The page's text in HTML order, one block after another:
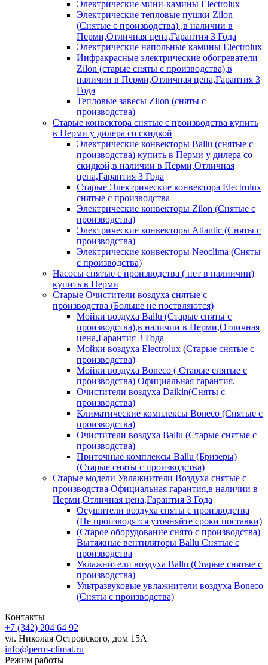
Электрические мини-камины Electrolux
Электрические тепловые пушки Zilon
(Снятые с производства) ,в наличии в
Перми,Отличная цена,Гарантия 3 Года
Электрические напольные камины Electrolux
Инфракрасные электрические обогреватели
Zilon (старые сняты с производства),в
наличии в Перми,Отличная цена,Гарантия 3
Года
Тепловые завесы Zilon (сняты с
производства)
Старые конвектора снятые с производства купить
в Перми у дилера со скидкой
Электрические конвекторы Ballu (снятые с
производства) купить в Перми у дилера со
скидкой,в наличии в Перми,Отличная
цена,Гарантия 3 Года
Старые Электрические конвектора Electrolux
снятые с производства
Электрические конвекторы Zilon (Снятые с
производства)
Электрические конвекторы Atlantic (Сняты с
производства)
Электрические конвекторы Neoclima (Сняты
с производства)
Насосы снятые с производства ( нет в налиичии)
купить в Перми
Старые Очистители воздуха снятые с
производства (Больше не поствляются)
Мойки воздуха Ballu (Старые сняты с
производства),в наличии в Перми,Отличная
цена,Гарантия 3 Года
Мойки воздуха Electrolux (Старые снятые с
производства)
Мойки воздуха Boneco ( Старые снятые с
производства) Официальная гарантия,
Очистители воздуха Daikin(Сняты с
производства)
Климатические комплексы Boneco (Снятые с
производства)
Очистители воздуха Ballu (Старые снятые с
производства)
Приточные комплексы Ballu (Бризеры)
(Старые сняты с производства)
Старые модели Увлажнители Воздуха снятые с
производства Официальная гарантия,в наличии в
Перми,Отличная цена,Гарантия 3 Года
Осушители воздуха сняты с производства
(Не производятся уточняйте сроки поставки)
(Старое оборудование снято с производства)
Вытяжные вентиляторы Ballu Снятые с
производства
Увлажнители воздуха Ballu (Старые снятые с
производства)
Ультразвуковые увлажнители воздуха Boneco
(Сняты с производства)
Контакты
+7 (342) 204 64 92
ул. Николая Островского, дом 15А
info@perm-climat.ru
Режим работы